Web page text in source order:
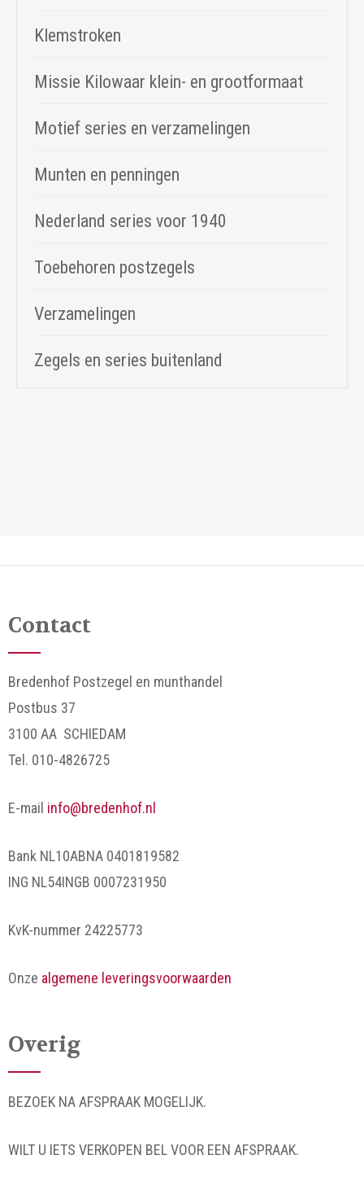
Klemstroken
Missie Kilowaar klein- en grootformaat
Motief series en verzamelingen
Munten en penningen
Nederland series voor 1940
Toebehoren postzegels
Verzamelingen
Zegels en series buitenland
Contact
Bredenhof Postzegel en munthandel
Postbus 37
3100 AA SCHIEDAM
Tel. 010-4826725
E-mail info@bredenhof.nl
Bank NL10ABNA 0401819582
ING NL54INGB 0007231950
KvK-nummer 24225773
Onze algemene leveringsvoorwaarden
Overig
BEZOEK NA AFSPRAAK MOGELIJK.
WILT U IETS VERKOPEN BEL VOOR EEN AFSPRAAK.